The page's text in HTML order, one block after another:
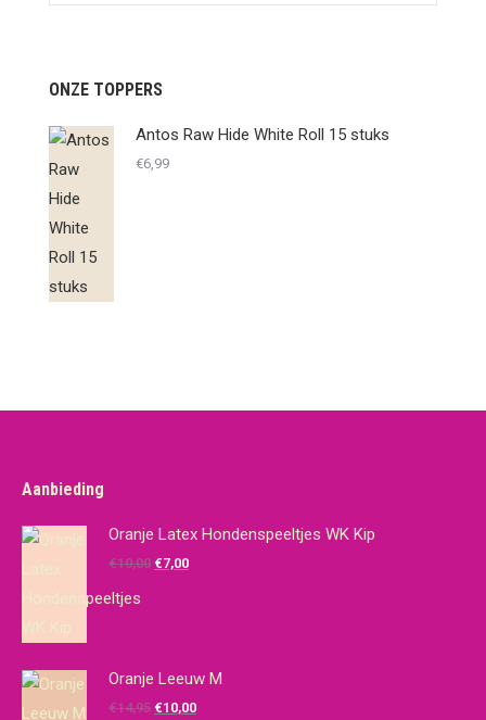
ONZE TOPPERS
Antos Raw Hide White Roll 15 stuks
€6,99
Aanbieding
Oranje Latex Hondenspeeltjes WK Kip
€10,00 Oorspronkelijke
€7,00Huidige
Oranje Leeuw M
€14,95 Oorspronkelijke
€10,00Huidige